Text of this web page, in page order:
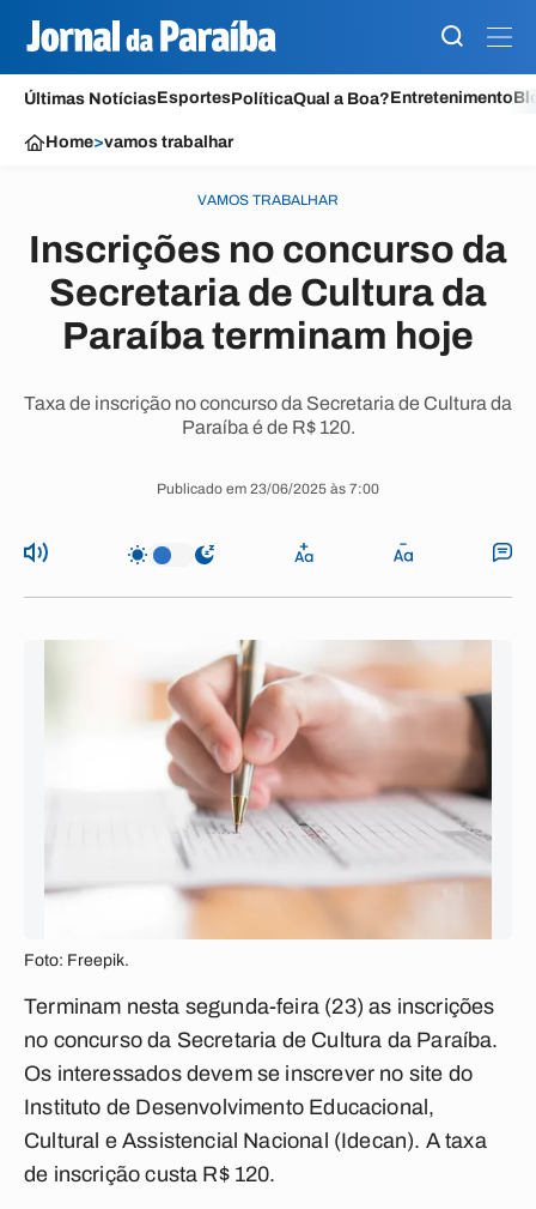
Últimas NotíciasEsportesPolíticaQual a Boa?Entretenimento
Home>vamos trabalhar
VAMOS TRABALHAR
Inscrições no concurso da
Secretaria de Cultura da
Paraíba terminam hoje
Taxa de inscrição no concurso da Secretaria de Cultura da
Paraíba é de R$ 120.
Publicado em 23/06/2025 às 7:00
Foto: Freepik.
Terminam nesta segunda-feira (23) as inscrições
no concurso da Secretaria de Cultura da Paraíba.
Os interessados devem se inscrever no site do
Instituto de Desenvolvimento Educacional,
Cultural e Assistencial Nacional (Idecan). A taxa
de inscrição custa R$ 120.